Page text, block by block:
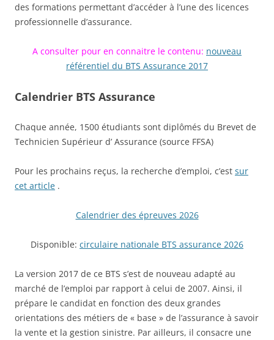
des formations permettant d’accéder à l’une des licences
professionnelle d’assurance.
A consulter pour en connaitre le contenu: nouveau
référentiel du BTS Assurance 2017
Calendrier BTS Assurance
Chaque année, 1500 étudiants sont diplômés du Brevet de
Technicien Supérieur d’ Assurance (source FFSA)
Pour les prochains reçus, la recherche d’emploi, c’est sur
cet article .
Calendrier des épreuves 2026
Disponible: circulaire nationale BTS assurance 2026
La version 2017 de ce BTS s’est de nouveau adapté au
marché de l’emploi par rapport à celui de 2007. Ainsi, il
prépare le candidat en fonction des deux grandes
orientations des métiers de « base » de l’assurance à savoir
la vente et la gestion sinistre. Par ailleurs, il consacre une